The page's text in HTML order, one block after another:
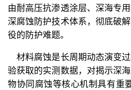
由耐高压抗渗透涂层、深海专
深腐蚀防护技术体系，彻底破
役的防护难题。
材料腐蚀是长周期动态演变
验获取的实测数据，对揭示深
物协同腐蚀等核心机制具有重